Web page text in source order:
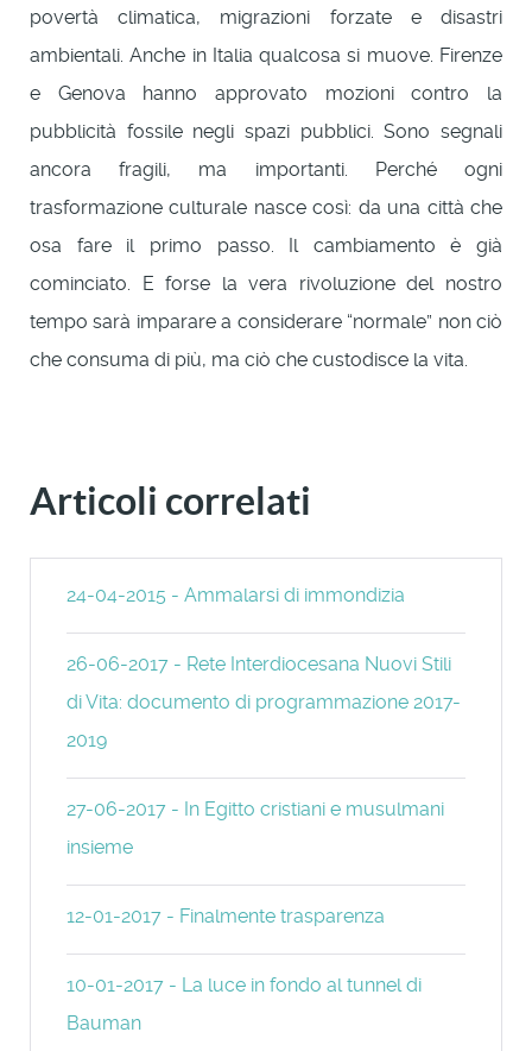
povertà climatica, migrazioni forzate e disastri
ambientali. Anche in Italia qualcosa si muove. Firenze
e Genova hanno approvato mozioni contro la
pubblicità fossile negli spazi pubblici. Sono segnali
ancora fragili, ma importanti. Perché ogni
trasformazione culturale nasce così: da una città che
osa fare il primo passo. Il cambiamento è già
cominciato. E forse la vera rivoluzione del nostro
tempo sarà imparare a considerare “normale” non ciò
che consuma di più, ma ciò che custodisce la vita.
Articoli correlati
24-04-2015 - Ammalarsi di immondizia
26-06-2017 - Rete Interdiocesana Nuovi Stili
di Vita: documento di programmazione 2017-
2019
27-06-2017 - In Egitto cristiani e musulmani
insieme
12-01-2017 - Finalmente trasparenza
10-01-2017 - La luce in fondo al tunnel di
Bauman